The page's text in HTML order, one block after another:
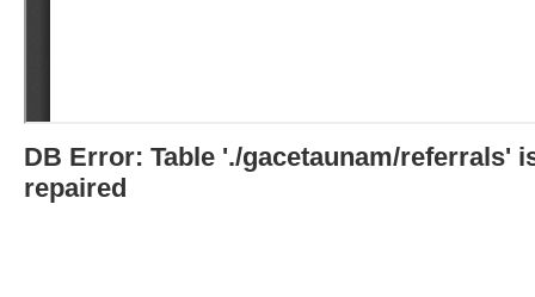
DB Error: Table './gacetaunam/referrals'
repaired